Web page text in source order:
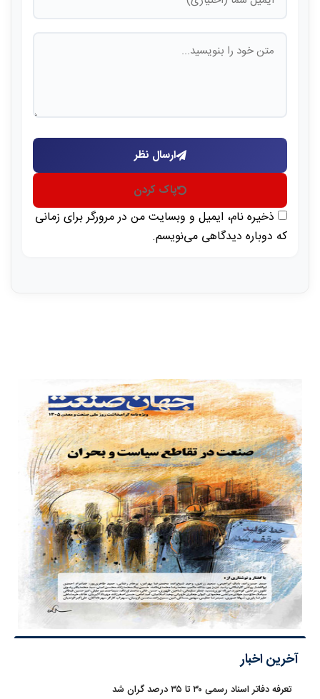
ارسال نظر
پاک کردن
ذخیره نام، ایمیل و وبسایت من در مرورگر برای زمانی
که دوباره دیدگاهی می‌نویسم.
آخرین اخبار
تعرفه دفاتر اسناد رسمی ۳۰ تا ۳۵ درصد گران شد